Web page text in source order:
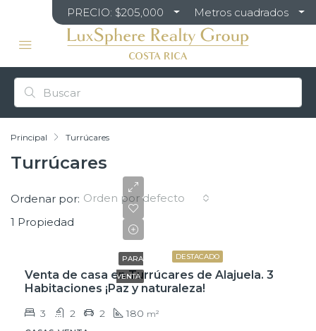
PRECIO: $205,000 Metros cuadrados
Principal Turrúcares
Turrúcares
1 Propiedad
Ordenar por: Orden por defecto
DESTACADO
PARA
VENTA
Venta de casa en Turrúcares de Alajuela. 3
Habitaciones ¡Paz y naturaleza!
3 2 2 180 m²